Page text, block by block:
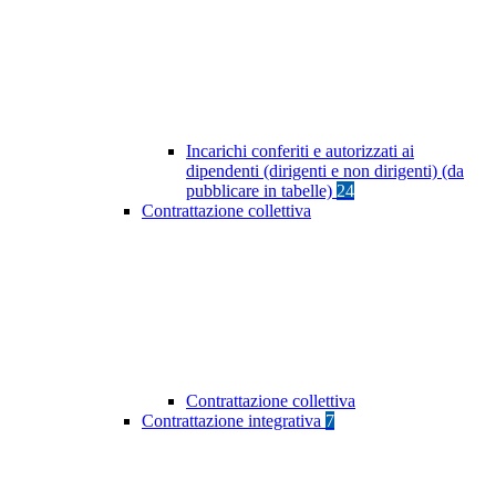
Incarichi conferiti e autorizzati ai
dipendenti (dirigenti e non dirigenti) (da
pubblicare in tabelle) 24
Contrattazione collettiva
Contrattazione collettiva
Contrattazione integrativa 7